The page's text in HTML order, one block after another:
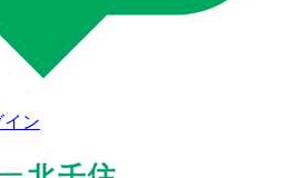
イン